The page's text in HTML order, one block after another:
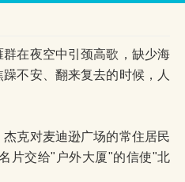
在夜空中引颈高歌，缺少海
不安、翻来复去的时候，人
克对麦迪逊广场的常住居民
片交给"户外大厦"的信使"北